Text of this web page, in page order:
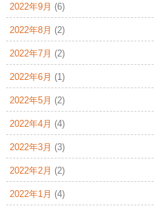
2022年9月 (6)
2022年8月 (2)
2022年7月 (2)
2022年6月 (1)
2022年5月 (2)
2022年4月 (4)
2022年3月 (3)
2022年2月 (2)
2022年1月 (4)